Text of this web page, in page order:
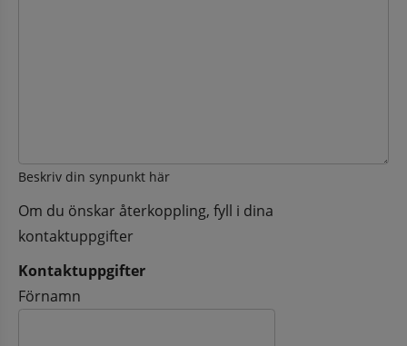
Beskriv din synpunkt här
Om du önskar återkoppling, fyll i dina
kontaktuppgifter
Kontaktuppgifter
Kontaktuppgifter
Förnamn